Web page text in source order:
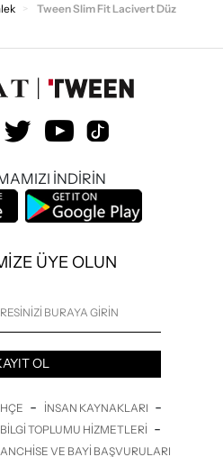
Tween Slim Fit Lacivert Düz
İNDİRİN
ÜYE OLUN
OL
- İNSAN KAYNAKLARI -
BILGI TOPLUMU HIZMETLERI -
VE BAYI BAŞVURULARI